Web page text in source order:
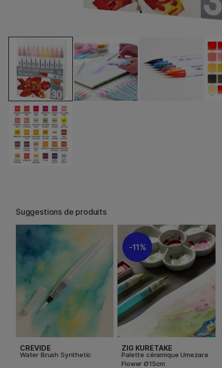
Suggestions de produits
CREVIDE
Water Brush Synthetic
11%
ZIG KURETAKE
Palette céramique Umezara
Flower Ø15cm